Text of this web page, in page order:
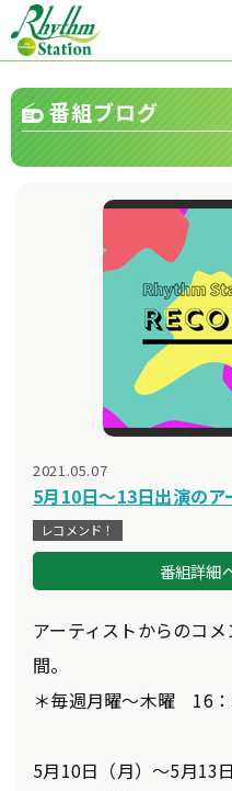
番組ブログ
2021.05.07
5月10日～13日出演のア
レコメンド！
番組詳細
アーティストからのコ
間。
＊毎週月曜～木曜 16
5月10日（月）～5月13